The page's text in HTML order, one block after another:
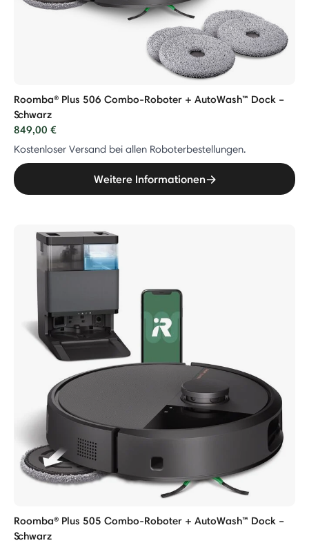
Roomba® Plus 506 Combo-Roboter + AutoWash™ Dock –
Schwarz
849,00 €
Kostenloser Versand bei allen Roboterbestellungen.
Weitere Informationen
Roomba® Plus 505 Combo-Roboter + AutoWash™ Dock –
Schwarz